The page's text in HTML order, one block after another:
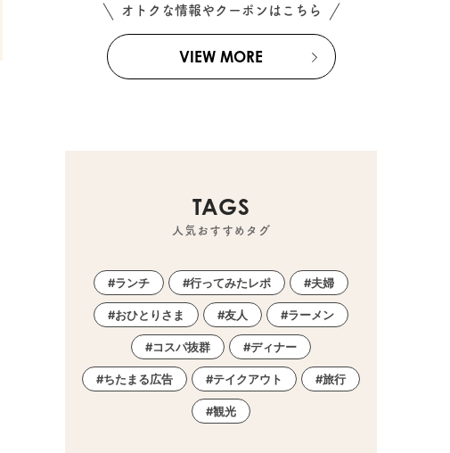
オトクな情報やクーポンはこちら
VIEW MORE
TAGS
人気おすすめタグ
ランチ 行ってみたレポ 夫婦
おひとりさま 友人 ラーメン
コスパ抜群 ディナー
ちたまる広告 テイクアウト 旅行
観光